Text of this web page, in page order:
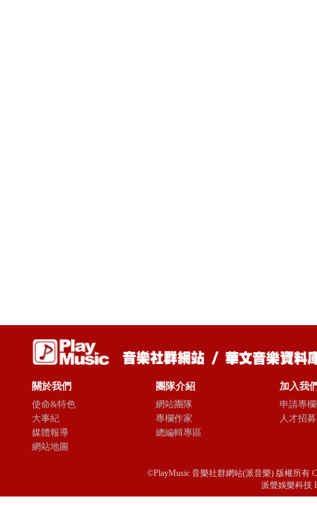
關於我們
使命&特色
大事紀
媒體報導
網站地圖
團隊介紹
網站團隊
專欄作家
總編輯專區
加入我
申請專
人才招募
©PlayMusic 音樂社群網站(派音樂) 版權所有
派聲娛樂科技